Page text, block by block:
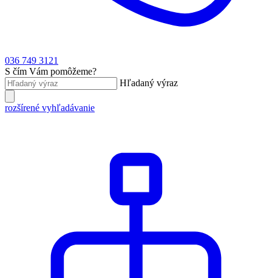
036 749 3121
S čím Vám pomôžeme?
Hľadaný výraz
rozšírené vyhľadávanie